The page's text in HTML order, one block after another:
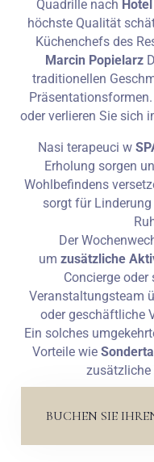
Quadrille nach
höchste Qualität
Küchenchefs des
Marcin Popielarz
traditionellen
oder verlieren Sie sich
Nasi terapeuci w
Erholung sorgen
Wohlbefindens
sorgt für
Der
um zusätzliche
Concierge oder
Veranstaltungsteam
oder geschäftliche
Ein solches
Vorteile wie
zusätzliche
BUCHEN SIE